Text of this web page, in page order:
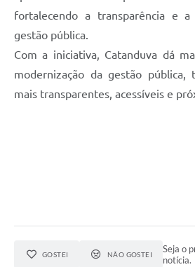
fortalecendo a transparência e a
gestão pública.
Com a iniciativa, Catanduva dá
modernização da gestão pública,
mais transparentes, acessíveis e
GOSTEI NÃO GOSTEI
Seja o
notícia.